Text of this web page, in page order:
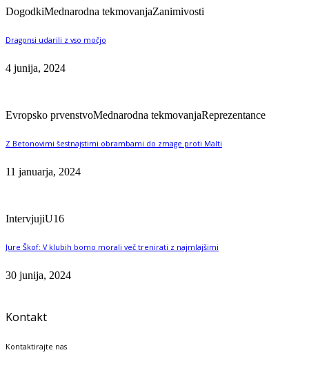
DogodkiMednarodna tekmovanjaZanimivosti
Dragonsi udarili z vso močjo
4 junija, 2024
Evropsko prvenstvoMednarodna tekmovanjaReprezentance
Z Betonovimi šestnajstimi obrambami do zmage proti Malti
11 januarja, 2024
IntervjujiU16
Jure Škof: V klubih bomo morali več trenirati z najmlajšimi
30 junija, 2024
Kontakt
Kontaktirajte nas